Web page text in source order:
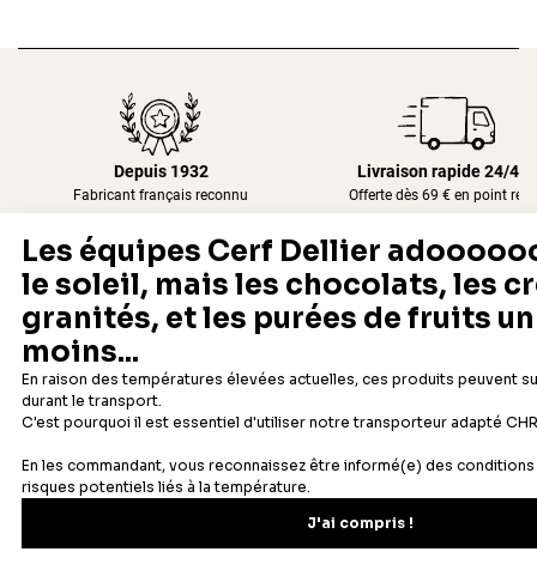
Depuis 1932
Fabricant français reconnu
Livraison rapide 24/48h
Offerte dès 69 € en point
Newsletter
Recevez les recettes, astuces et offres spéciales.
S'inscrire
Vous pourrez vous désinscrire depuis votre espace client.